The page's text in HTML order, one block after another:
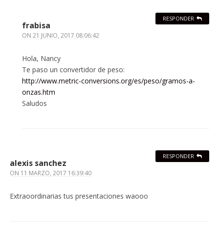
frabisa
ON 21 JUNIO, 2017 08:06:42
Hola, Nancy
Te paso un convertidor de peso:
http://www.metric-conversions.org/es/peso/gramos-a-
onzas.htm
Saludos
RESPONDER
alexis sanchez
ON 11 MARZO, 2017 16:39:40
Extraoordinarias tus presentaciones waooo
RESPONDER